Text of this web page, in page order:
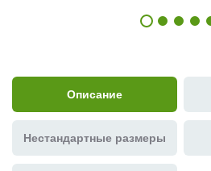
Описание
Нестандартные размеры